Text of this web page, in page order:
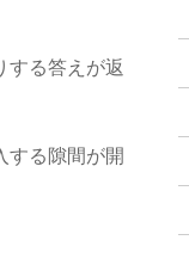
する答えが返
する隙間が開